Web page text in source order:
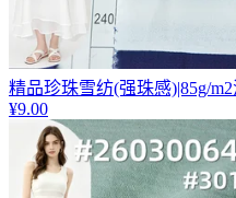
精品珍珠雪纺(强珠感)|85g/
¥9.00